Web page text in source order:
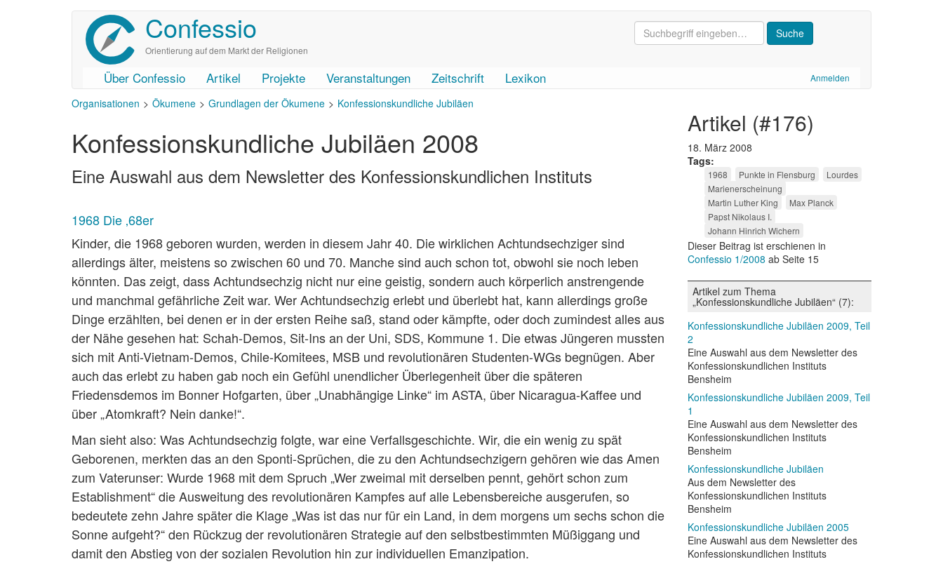
Confessio
Orientierung auf dem Markt der Religionen
User
account
menu
Anmelden
Main
navigation
Über Confessio Artikel Projekte Veranstaltungen Zeitschrift Lexikon
Organisationen Ökumene Grundlagen der Ökumene Konfessionskundliche Jubiläen
Konfessionskundliche Jubiläen 2008
Eine Auswahl aus dem Newsletter des Konfessionskundlichen Instituts
1968 Die ‚68er
Kinder, die 1968 geboren wurden, werden in diesem Jahr 40. Die wirklichen Achtundsechziger sind
allerdings älter, meistens so zwischen 60 und 70. Manche sind auch schon tot, obwohl sie noch leben
könnten. Das zeigt, dass Achtundsechzig nicht nur eine geistig, sondern auch körperlich anstrengende
und manchmal gefährliche Zeit war. Wer Achtundsechzig erlebt und überlebt hat, kann allerdings große
Dinge erzählten, bei denen er in der ersten Reihe saß, stand oder kämpfte, oder doch zumindest alles aus
der Nähe gesehen hat: Schah-Demos, Sit-Ins an der Uni, SDS, Kommune 1. Die etwas Jüngeren mussten
sich mit Anti-Vietnam-Demos, Chile-Komitees, MSB und revolutionären Studenten-WGs begnügen. Aber
auch das erlebt zu haben gab noch ein Gefühl unendlicher Überlegenheit über die späteren
Friedensdemos im Bonner Hofgarten, über „Unabhängige Linke“ im ASTA, über Nicaragua-Kaffee und
über „Atomkraft? Nein danke!“.
Man sieht also: Was Achtundsechzig folgte, war eine Verfallsgeschichte. Wir, die ein wenig zu spät
Geborenen, merkten das an den Sponti-Sprüchen, die zu den Achtundsechzigern gehören wie das Amen
zum Vaterunser: Wurde 1968 mit dem Spruch „Wer zweimal mit derselben pennt, gehört schon zum
Establishment“ die Ausweitung des revolutionären Kampfes auf alle Lebensbereiche ausgerufen, so
bedeutete zehn Jahre später die Klage „Was ist das nur für ein Land, in dem morgens um sechs schon die
Sonne aufgeht?“ den Rückzug der revolutionären Strategie auf den selbstbestimmten Müßiggang und
damit den Abstieg von der sozialen Revolution hin zur individuellen Emanzipation.
artikel (#176)
18. März 2008
Tags
1968 Punkte in Flensburg
Lourdes
Marienerscheinung
Martin Luther King
Max Planck
Papst Nikolaus I.
Johann Hinrich Wichern
Dieser Beitrag ist erschienen in
Confessio 1/2008 ab Seite 15
Artikel zum Thema
„Konfessionskundliche Jubiläen“ (7):
Konfessionskundliche Jubiläen 2009, Teil
2
Eine Auswahl aus dem Newsletter des
Konfessionskundlichen Instituts
Bensheim
Konfessionskundliche Jubiläen 2009, Teil
1
Eine Auswahl aus dem Newsletter des
Konfessionskundlichen Instituts
Bensheim
Konfessionskundliche Jubiläen
Aus dem Newsletter des
Konfessionskundlichen Instituts
Bensheim
Konfessionskundliche Jubiläen 2005
Eine Auswahl aus dem Newsletter des
Konfessionskundlichen Instituts